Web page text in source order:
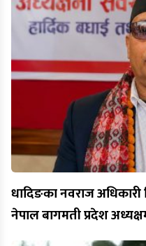
धादिङका नवराज
नेपाल बागमती प्रदेश